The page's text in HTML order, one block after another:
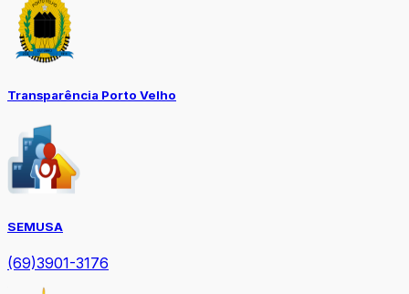
Transparência Porto Velho
SEMUSA
(69)3901-3176